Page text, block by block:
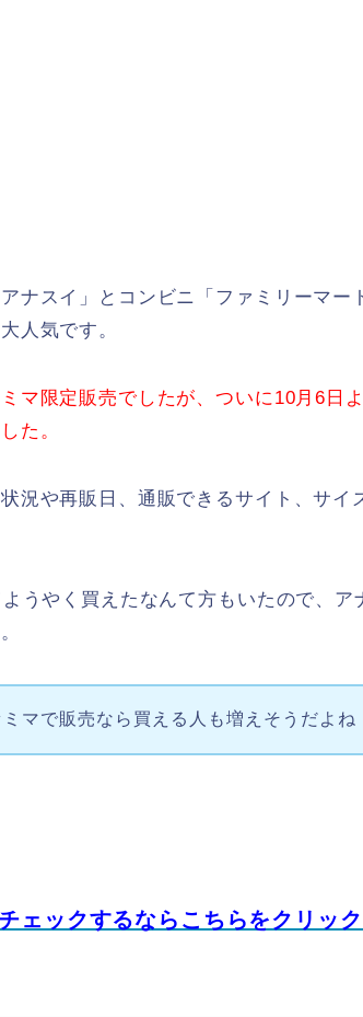
ナスイ」とコンビニ「ファミリーマー
人気です。
マ限定販売でしたが、ついに10月6日
た。
況や再販日、通販できるサイト、サイ
うやく買えたなんて方もいたので、ア
マで販売なら買える人も増えそうだよね
ェックするならこちらをクリック